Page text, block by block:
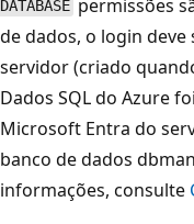
DATABASE permissões
de dados, o login
servidor (criado
Dados SQL do Azure
Microsoft Entra do
banco de dados
informações, consulte